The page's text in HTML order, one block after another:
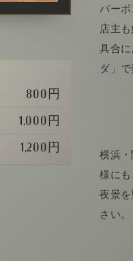
800円
1,000円
1,200円
バー
店主
具合
ダ」
横浜
様に
夜景
さい。